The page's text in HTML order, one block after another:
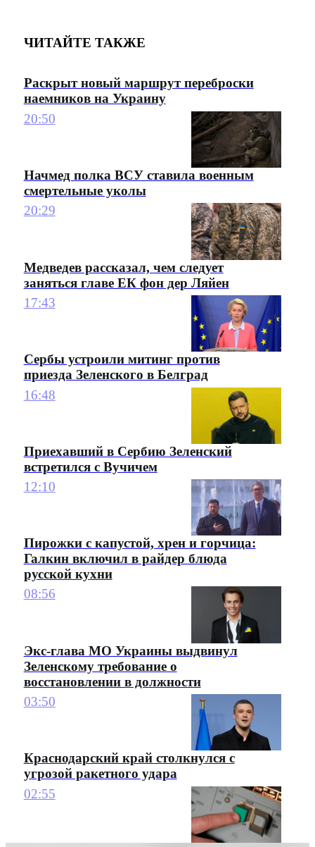
ЧИТАЙТЕ ТАКЖЕ
Раскрыт новый маршрут переброски
наемников на Украину
20:50
Начмед полка ВСУ ставила военным
смертельные уколы
20:29
Медведев рассказал, чем следует
заняться главе ЕК фон дер Ляйен
17:43
Сербы устроили митинг против
приезда Зеленского в Белград
16:48
Приехавший в Сербию Зеленский
встретился с Вучичем
12:10
Пирожки с капустой, хрен и горчица:
Галкин включил в райдер блюда
русской кухни
08:56
Экс-глава МО Украины выдвинул
Зеленскому требование о
восстановлении в должности
03:50
Краснодарский край столкнулся с
угрозой ракетного удара
02:55